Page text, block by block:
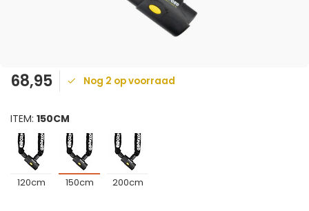
68,95 Nog 2 op voorraad
ITEM: 150CM
120cm 150cm 200cm